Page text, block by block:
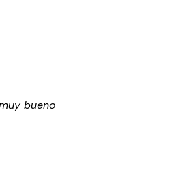
bueno